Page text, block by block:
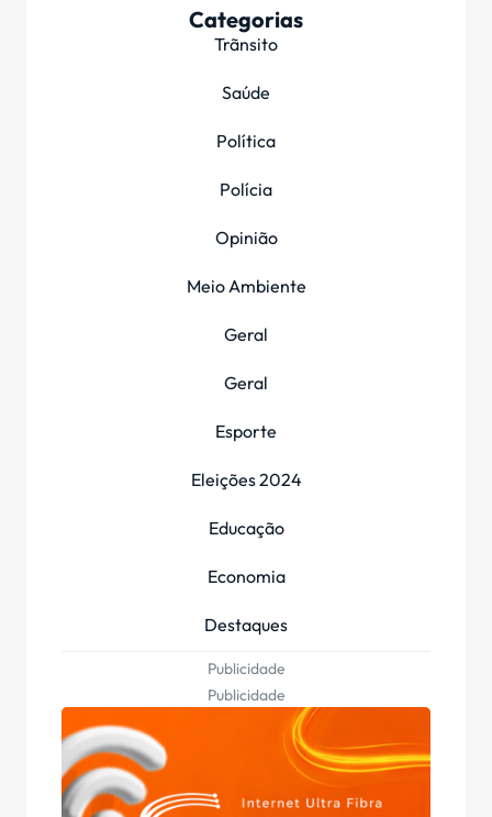
Categorias
Trãnsito
Saúde
Política
Polícia
Opinião
Meio Ambiente
Geral
Geral
Esporte
Eleições 2024
Educação
Economia
Destaques
Publicidade
Publicidade